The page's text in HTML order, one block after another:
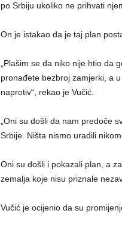
po Srbiju ukoliko ne prihvati
On je istakao da je taj plan
„Plašim se da niko nije htio da
pronađete bezbroj zamjerki, a
naprotiv“, rekao je Vučić.
„Oni su došli da nam predoče
Srbije. Ništa nismo uradili
Oni su došli i pokazali plan, a
zemalja koje nisu priznale
Vučić je ocijenio da su